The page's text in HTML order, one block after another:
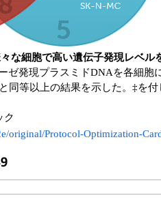
な細胞で高い遺伝子発現レベル
ゼ発現プラスミドDNAを各細
同等以上の結果を示した。‡を
ク
original/Protocol-Optimization-